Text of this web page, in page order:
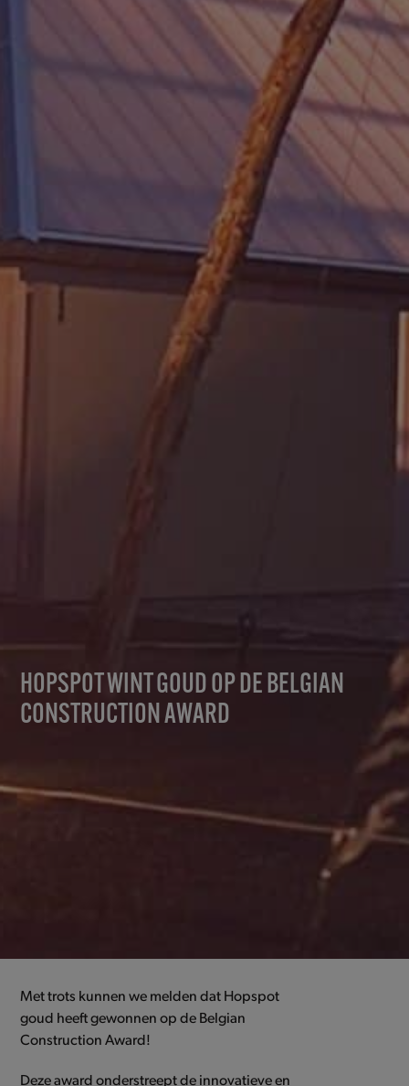
HOPSPOT WINT GOUD OP DE BELGIAN
CONSTRUCTION AWARD
Met trots kunnen we melden dat Hopspot
goud heeft gewonnen op de Belgian
Construction Award!
Deze award onderstreept de innovatieve en